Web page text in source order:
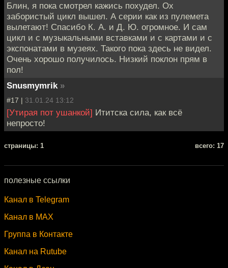
Блин, я пока смотрел кажись похудел. Ох
забористый цикл вышел. А серии как из пулемета
вылетают! Спасибо К. А. и Д. Ю. огромное. И сам
цикл и с музыкальными вставками и с картами и с
экспонатами в музеях. Такого пока здесь не видел.
Очень хорошо получилось. Низкий поклон прям в
пол!
Snusmymrik »
#17 | 31.01.24 13:12
[Утирая пот ушанкой] Ититска сила, как всё
непросто!
cтраницы: 1 всего: 17
полезные ссылки
Канал в Telegram
Канал в MAX
Группа в Контакте
Канал на Rutube